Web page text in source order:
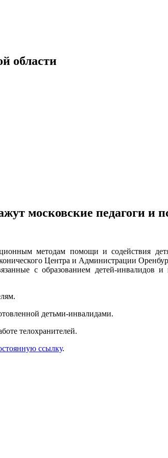
области
московские педагоги и
методам помощи и содействия
Центра и Администрации
с образованием детей-инвалидов
детьми-инвалидами.
телохранителей.
ссылку.